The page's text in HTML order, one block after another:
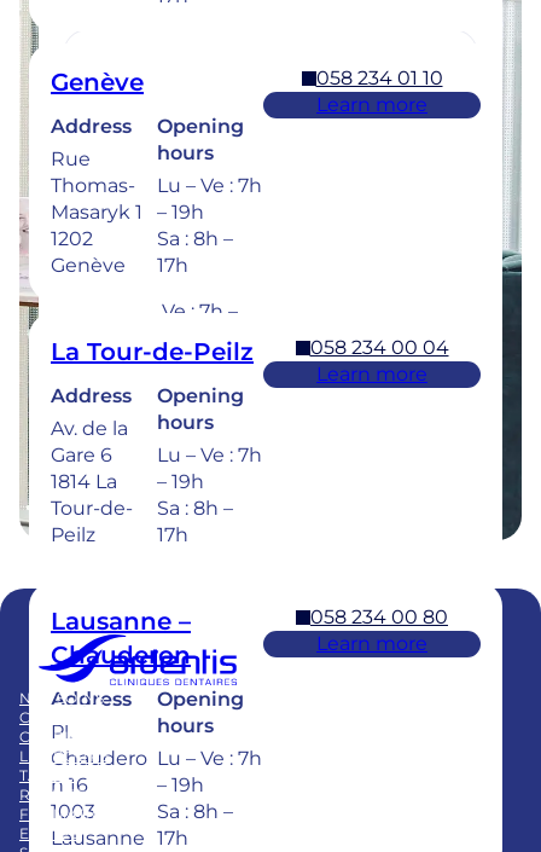
Genève
Address
Rue
Thomas-
Masaryk 1
1202
Genève
Opening
hours
Lu – Ve : 7h
– 19h
Sa : 8h –
17h
058 234 01 10
Learn more
La Tour-de-Peilz
Address
Av. de la
Gare 6
1814 La
Tour-de-
Peilz
Opening
hours
Lu – Ve : 7h
– 19h
Sa : 8h –
17h
058 234 00 04
Learn more
Lausanne –
Chauderon
Address
Pl.
Chaudero
n 16
1003
Lausanne
Opening
hours
Lu – Ve : 7h
– 19h
Sa : 8h –
17h
058 234 00 80
Learn more
Bulle
Address
Rue de la
Sionge 37
Opening
hours
Lu – Je :
Ve : 7h –
18h
Sa : 8h –
17h
Dental emergencies : 7 days a week for
treatment within 24 hours : 058 234 00 00
NOS SOINS
CLINIQUES
CARRIÈRE
LE GROUPE
TARIFS
REPRISE CABINET
FORMATION
EQUIPE